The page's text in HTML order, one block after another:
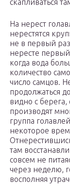
скапливаться
На нерест
нерестятся
не в первый
нересте
когда вода
количество
число самцов.
продолжаться
видно с
производят
группа
некоторое
там
совсем не
через неделю,
восполняя